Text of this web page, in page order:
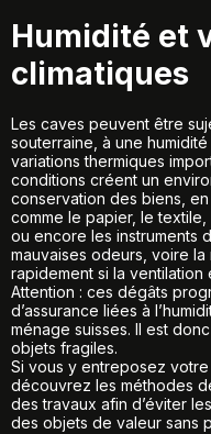
Humidité et
climatiques
Les caves peuvent être
souterraine, à une
variations thermiques
conditions créent un
conservation des biens,
comme le papier, le
ou encore les instruments
mauvaises odeurs, voire
rapidement si la ventilation
Attention : ces dégâts
d’assurance liées à
ménage suisses. Il est
objets fragiles.
Si vous y entreposez votre
découvrez les méthodes
des travaux afin d’éviter
des objets de valeur sans